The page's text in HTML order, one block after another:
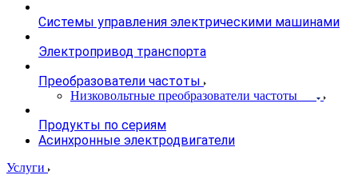
Системы управления электрическими машинами
Электропривод транспорта
Преобразователи частоты
Низковольтные преобразователи частоты
Продукты по сериям
Асинхронные электродвигатели
Услуги